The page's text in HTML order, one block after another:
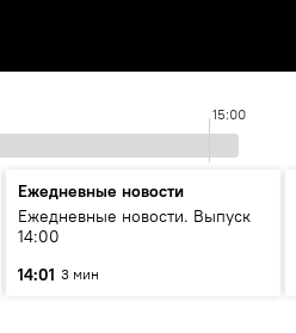
15:00
Ежедневные новости
Ежедневные новости. Выпуск
14:00
14:01 3 мин